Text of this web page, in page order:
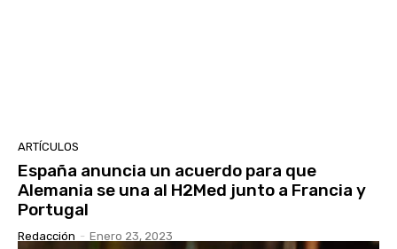
ARTÍCULOS
España anuncia un acuerdo para que
Alemania se una al H2Med junto a Francia y
Portugal
Redacción - Enero 23, 2023